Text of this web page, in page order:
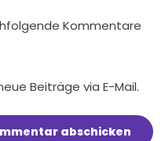
Kommentare
Beiträge via E-Mail.